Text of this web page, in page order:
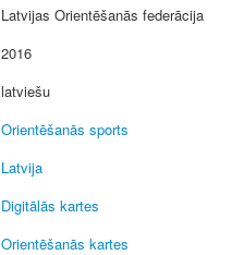
Latvijas Orientēšanās federācija
2016
latviešu
Orientēšanās sports
Latvija
Digitālās kartes
Orientēšanās kartes